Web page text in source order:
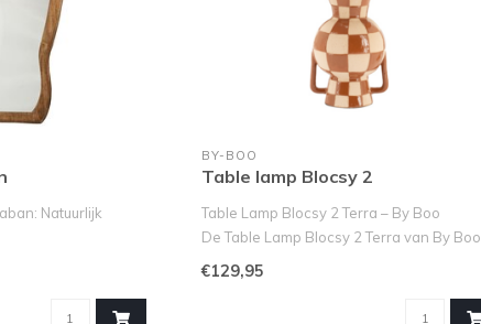
Natuurlijk
BY-BOO
Table lamp Blocsy 2
Table Lamp Blocsy 2 Terra – By Boo
De Table Lamp Blocsy 2 Terra van By Boo
is..
€129,95